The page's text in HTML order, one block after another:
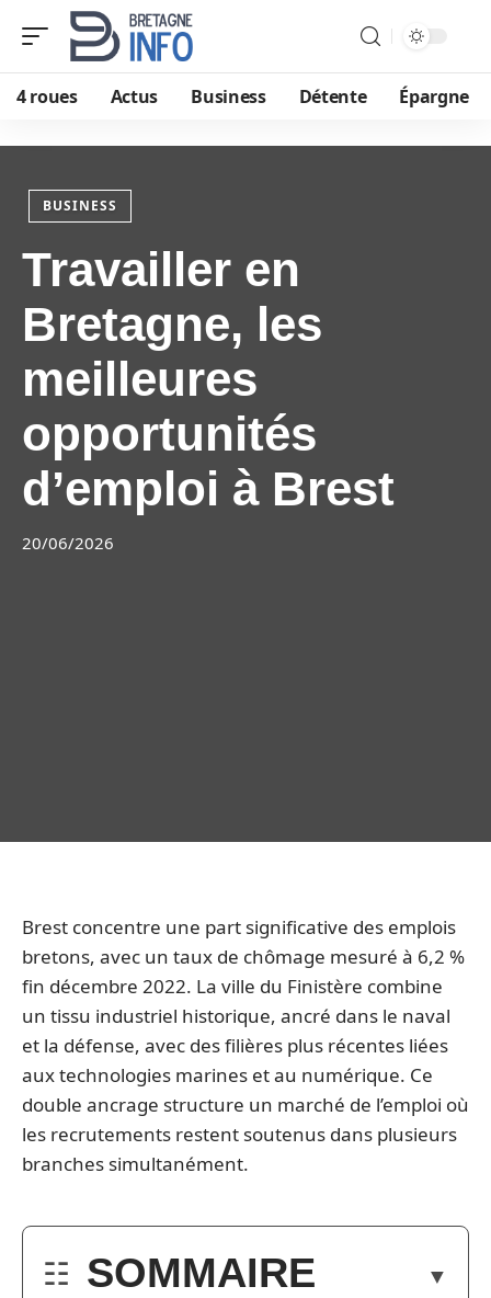
4 roues Actus Business Détente Épargne
BUSINESS
Travailler en
Bretagne, les
meilleures
opportunités
d’emploi à Brest
20/06/2026
Brest concentre une part significative des emplois
bretons, avec un taux de chômage mesuré à 6,2 %
fin décembre 2022. La ville du Finistère combine
un tissu industriel historique, ancré dans le naval
et la défense, avec des filières plus récentes liées
aux technologies marines et au numérique. Ce
double ancrage structure un marché de l’emploi où
les recrutements restent soutenus dans plusieurs
branches simultanément.
SOMMAIRE